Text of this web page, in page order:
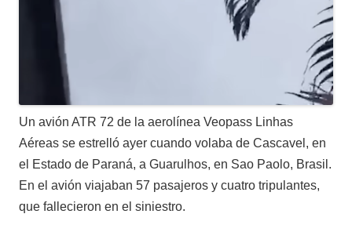
Un avión ATR 72 de la aerolínea Veopass Linhas
Aéreas se estrelló ayer cuando volaba de Cascavel, en
el Estado de Paraná, a Guarulhos, en Sao Paolo, Brasil.
En el avión viajaban 57 pasajeros y cuatro tripulantes,
que fallecieron en el siniestro.